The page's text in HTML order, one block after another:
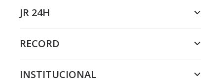
JR 24H
RECORD
INSTITUCIONAL